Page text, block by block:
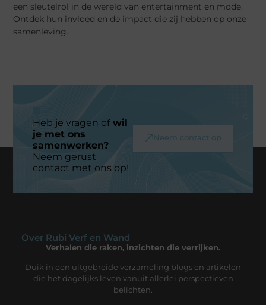
een sleutelrol in de wereld van entertainment en mode.
Ontdek hun invloed en de impact die zij hebben op onze
samenleving.
Heb je vragen ofwil
je met ons
samenwerken?
Neem gerust
contact met ons op!
Neem contact op
Over Rubi Verf en Wand
Verhalen die raken, inzichten die verrijken.
Duik in een uitgebreide verzameling blogs en artikelen
die het dagelijks leven vanuit allerlei perspectieven
belichten.